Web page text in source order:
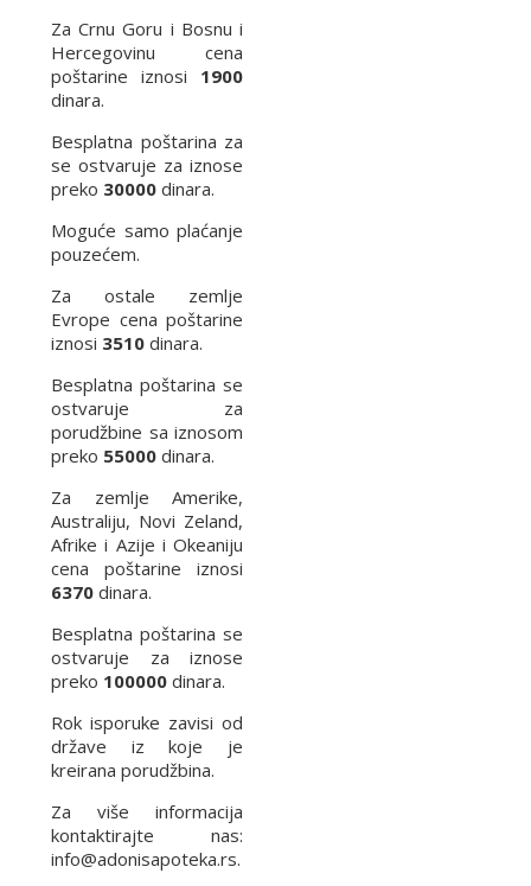
Za Crnu Goru i Bosnu i
Hercegovinu cena
poštarine iznosi 1900
dinara.
Besplatna poštarina za
se ostvaruje za iznose
preko 30000 dinara.
Moguće samo plaćanje
pouzećem.
Za ostale zemlje
Evrope cena poštarine
iznosi 3510 dinara.
Besplatna poštarina se
ostvaruje za
porudžbine sa iznosom
preko 55000 dinara.
Za zemlje Amerike,
Australiju, Novi Zeland,
Afrike i Azije i Okeaniju
cena poštarine iznosi
6370 dinara.
Besplatna poštarina se
ostvaruje za iznose
preko 100000 dinara.
Rok isporuke zavisi od
države iz koje je
kreirana porudžbina.
Za više informacija
kontaktirajte nas:
info@adonisapoteka.rs.